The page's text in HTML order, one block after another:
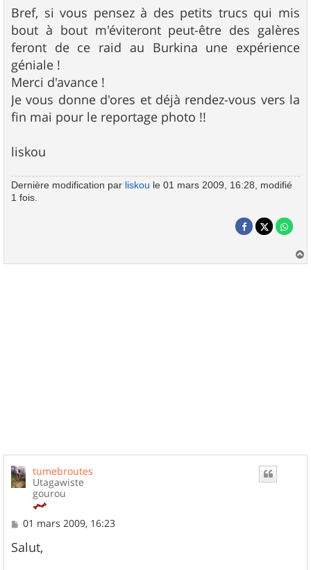
Bref, si vous pensez à des petits trucs qui mis
bout à bout m'éviteront peut-être des galères
feront de ce raid au Burkina une expérience
géniale !
Merci d'avance !
Je vous donne d'ores et déjà rendez-vous vers la
fin mai pour le reportage photo !!
liskou
Dernière modification par liskou le 01 mars 2009, 16:28, modifié
1 fois.
a
tumebroutes
Utagawiste
gourou
M
s
s
01 mars 2009, 16:23
Salut,